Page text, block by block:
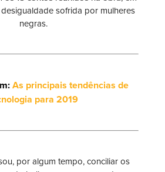
sofrida por mulheres
negras.
As principais tendências de
para 2019
por algum tempo, conciliar os